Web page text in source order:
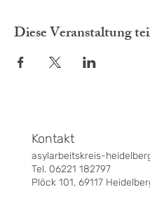
Diese Veranstaltung
asylarbeitskreis-
Tel. 06221 182797
Plöck 101, 69117
Kontakt